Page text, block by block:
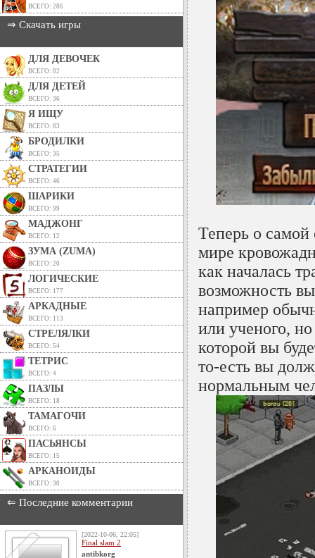
ВСЕГО: 286
⇒ Скачать игры
ДЛЯ ДЕВОЧЕК
ВСЕГО: 82
ДЛЯ ДЕТЕЙ
ВСЕГО: 36
Я ИЩУ
ВСЕГО: 83
БРОДИЛКИ
ВСЕГО: 35
СТРАТЕГИИ
ВСЕГО: 46
ШАРИКИ
ВСЕГО: 99
МАДЖОНГ
ВСЕГО: 12
ЗУМА (ZUMA)
ВСЕГО: 20
ЛОГИЧЕСКИЕ
ВСЕГО: 177
АРКАДНЫЕ
ВСЕГО: 113
СТРЕЛЯЛКИ
ВСЕГО: 54
ТЕТРИС
ВСЕГО: 4
ПАЗЛЫ
ВСЕГО: 18
ТАМАГОЧИ
ВСЕГО: 6
ПАСЬЯНСЫ
ВСЕГО: 15
АРКАНОИДЫ
ВСЕГО: 30
⇐ Последние комментарии
[2022-10-06, 22:05]
Final slam 2
antibkorg
Теперь о
мире
как началась
возможность
например
или ученого,
которой вы
то-есть вы
нормальным